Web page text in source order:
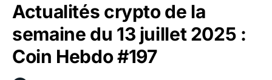
Actualités crypto de la
semaine du 13 juillet 2025 :
Coin Hebdo #197